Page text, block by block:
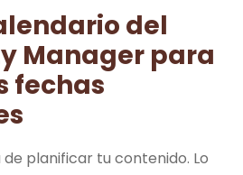
del
Manager para
fechas
de planificar tu contenido. Lo